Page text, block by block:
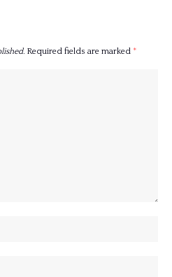
Required fields are marked *